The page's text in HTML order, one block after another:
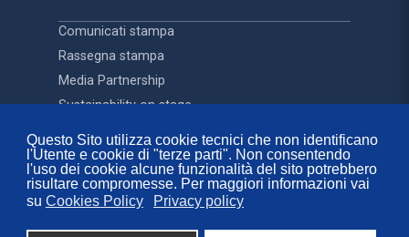
Questo Sito utilizza cookie tecnici che non identificano
l'Utente e cookie di "terze parti". Non consentendo
l'uso dei cookie alcune funzionalità del sito potrebbero
risultare compromesse. Per maggiori informazioni vai
su Cookies Policy Privacy policy
Comunicati stampa
Rassegna stampa
Media Partnership
Sustainability on stage
Contatti
FAQ
Privacy Policy
Cookies Policy